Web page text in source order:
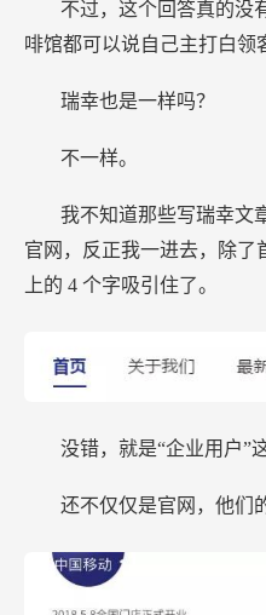
不过，这个回答真的没
啡馆都可以说自己主打白领
瑞幸也是一样吗？
不一样。
我不知道那些写瑞幸文
官网，反正我一进去，除了
上的 4 个字吸引住了。
没错，就是“企业用户”
还不仅仅是官网，他们